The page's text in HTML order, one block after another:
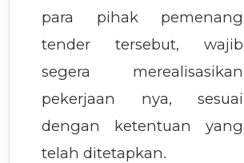
para pihak pemenang
tender tersebut, wajib
segera merealisasikan
pekerjaan nya, sesuai
dengan ketentuan yang
telah ditetapkan.